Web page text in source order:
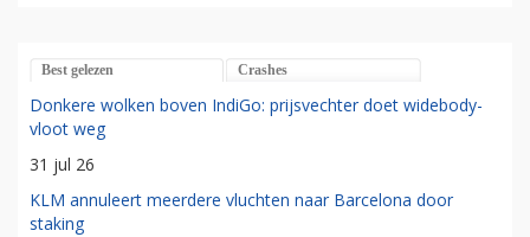
Best gelezen Crashes
Donkere wolken boven IndiGo: prijsvechter doet widebody-
vloot weg
31 jul 26
KLM annuleert meerdere vluchten naar Barcelona door
staking